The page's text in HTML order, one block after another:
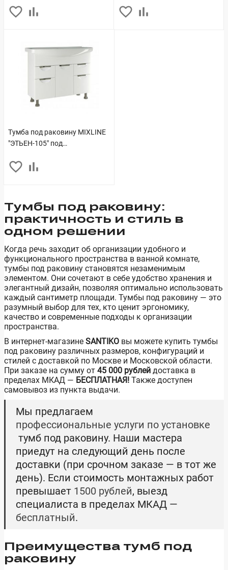
Тумба под раковину MIXLINE
"ЭТЬЕН-105" под
корпус) (542411)
Тумбы под раковину:
практичность и стиль в
одном решении
Когда речь заходит об организации удобного и
функционального пространства в ванной комнате,
тумбы под раковину становятся незаменимым
элементом. Они сочетают в себе удобство хранения и
элегантный дизайн, позволяя оптимально использовать
каждый сантиметр площади. Тумбы под раковину — это
разумный выбор для тех, кто ценит эргономику,
качество и современные подходы к организации
пространства.
В интернет-магазине SANTIKO вы можете купить тумбы
под раковину различных размеров, конфигураций и
стилей с доставкой по Москве и Московской области.
При заказе на сумму от 45 000 рублей доставка в
пределах МКАД — БЕСПЛАТНАЯ! Также доступен
самовывоз из пункта выдачи.
Мы предлагаем
профессиональные услуги по установке
тумб под раковину. Наши мастера
приедут на следующий день после
доставки (при срочном заказе — в тот же
день). Если стоимость монтажных работ
превышает 1500 рублей, выезд
специалиста в пределах МКАД —
бесплатный.
Преимущества тумб под
раковину